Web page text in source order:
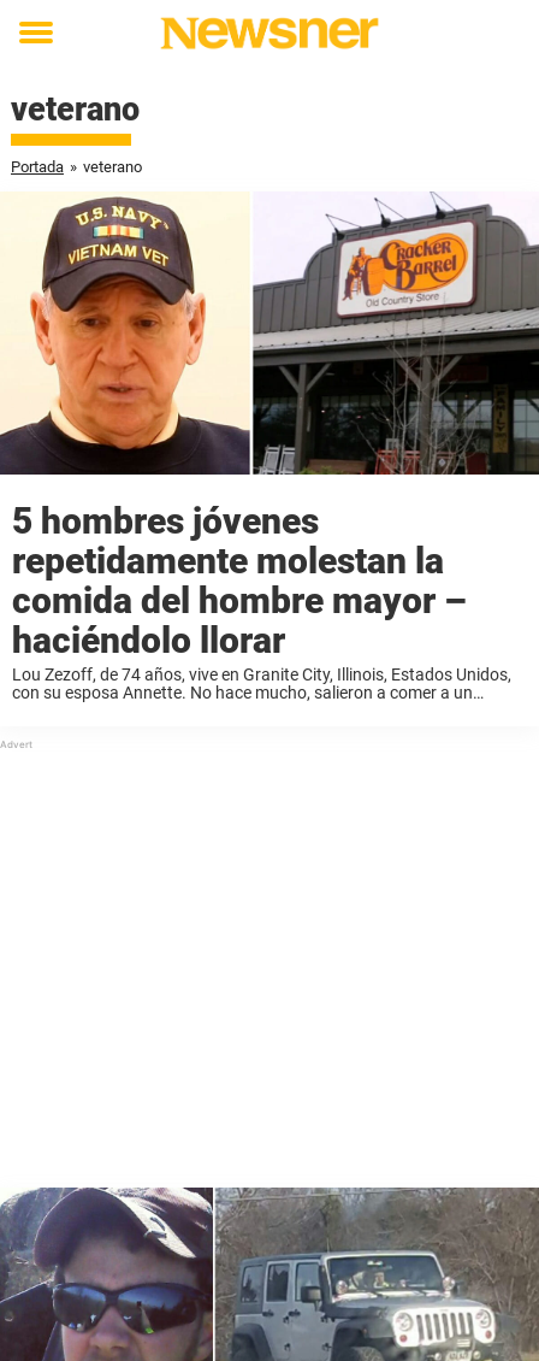
Toggle
veterano
Portada » veterano
5 hombres jóvenes
repetidamente molestan la
comida del hombre mayor –
haciéndolo llorar
Lou Zezoff, de 74 años, vive en Granite City, Illinois, Estados Unidos,
con su esposa Annette. No hace mucho, salieron a comer a un